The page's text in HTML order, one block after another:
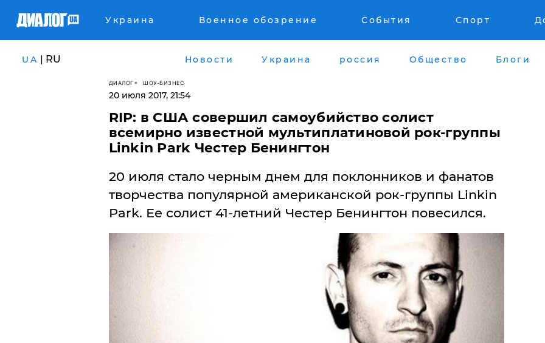
Украина Военное обозрение События Спорт
UA | RU Новости Украина россия Общество Блоги
ДИАЛОГ ШОУ-БИЗНЕС
20 июля 2017, 21:54
RIP: в США совершил самоубийство солист
всемирно известной мультиплатиновой рок-группы
Linkin Park Честер Бенингтон
​20 июля стало черным днем для поклонников и фанатов
творчества популярной американской рок-группы Linkin
Park. Ее солист 41-летний Честер Бенингтон повесился.